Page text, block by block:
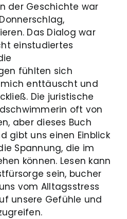
der Geschichte war
Das Dialog war
einstudiertes
fühlten sich
enttäuscht und
Die juristische
oft von
aber dieses Buch
gibt uns einen Einblick
Spannung, die im
können. Lesen kann
sein, bucher
vom Alltagsstress
unsere Gefühle und